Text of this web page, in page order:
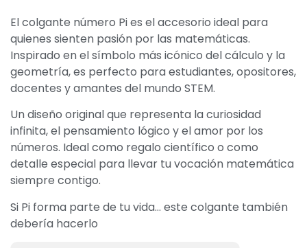
El colgante número Pi es el accesorio ideal para
quienes sienten pasión por las matemáticas.
Inspirado en el símbolo más icónico del cálculo y la
geometría, es perfecto para estudiantes, opositores,
docentes y amantes del mundo STEM.
Un diseño original que representa la curiosidad
infinita, el pensamiento lógico y el amor por los
números. Ideal como regalo científico o como
detalle especial para llevar tu vocación matemática
siempre contigo.
Si Pi forma parte de tu vida… este colgante también
debería hacerlo